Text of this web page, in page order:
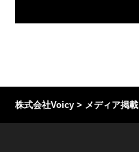
株式会社Voicy > メディア掲載